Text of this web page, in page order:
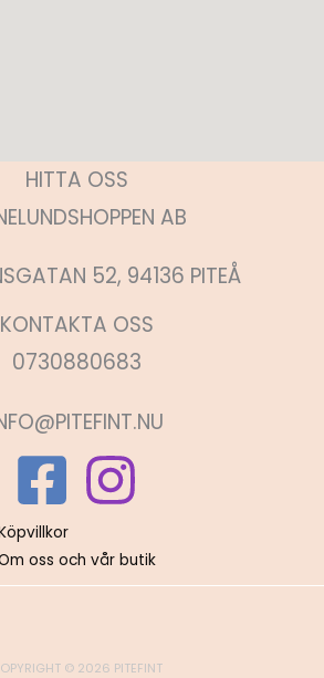
HITTA OSS
AB
52, 94136 PITEÅ
KONTAKTA OSS
0730880683
oss och vår butik
© 2026 PITEFINT